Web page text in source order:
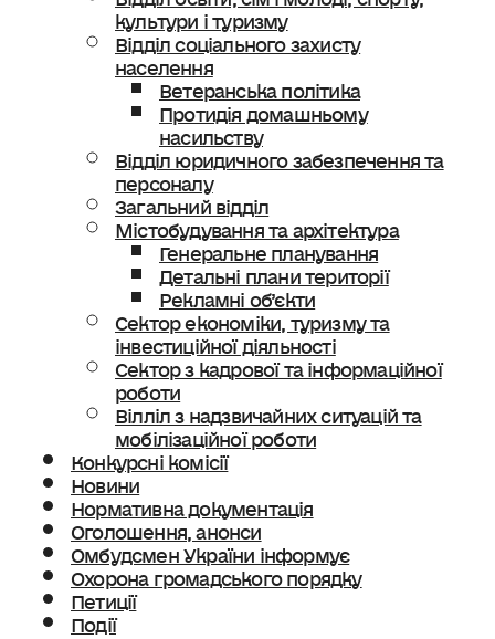
культури і туризму
Відділ соціального захисту
населення
Ветеранська політика
Протидія домашньому
насильству
Відділ юридичного забезпечення та
персоналу
Загальний відділ
Містобудування та архітектура
Генеральне планування
Детальні плани території
Рекламні об’єкти
Сектор економіки, туризму та
інвестиційної діяльності
Сектор з кадрової та інформаційної
роботи
Вілліл з надзвичайних ситуацій та
мобілізаційної роботи
Конкурсні комісії
Новини
Нормативна документація
Оголошення, анонси
Омбудсмен України інформує
Охорона громадського порядку
Петиції
Події